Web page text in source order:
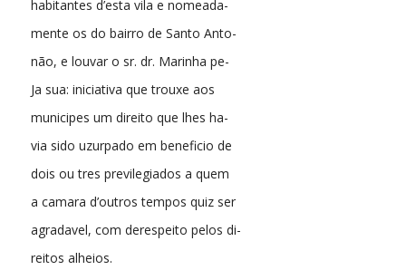
habitantes d’esta vila e nomeada-
mente os do bairro de Santo Anto-
não, e louvar o sr. dr. Marinha pe-
Ja sua: iniciativa que trouxe aos
municipes um direito que lhes ha-
via sido uzurpado em beneficio de
dois ou tres previlegiados a quem
a camara d’outros tempos quiz ser
agradavel, com derespeito pelos di-
reitos alheios.